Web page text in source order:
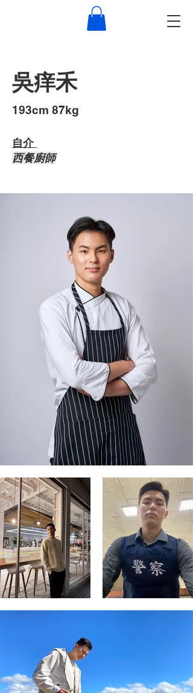
吳痒禾
193cm 87kg
自介 ​
西餐廚師